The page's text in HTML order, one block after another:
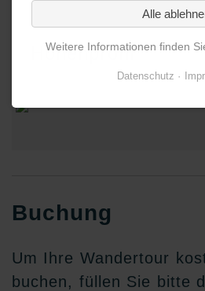
Höhenprofil
Buchung
Um Ihre Wandertour
buchen, füllen Sie bitte
Alle
Weitere Informationen finden
Datenschutz